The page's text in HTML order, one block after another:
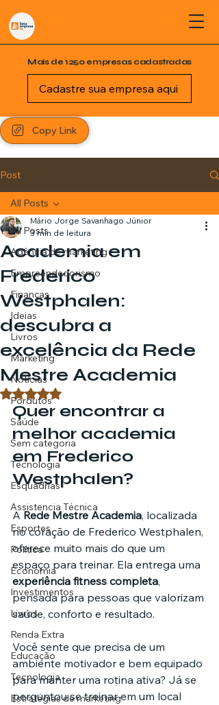
Mais de 1250 empresas cadastradas
Cadastre sua empresa aqui
Copy Link
Post
All Posts
Agência de marketing
Empreendedorismo
Finanças
Ideias
Livros
Marketing
Notícias
Pordutos
Saúde
Sem categoria
Tecnologia
Esquadrias
Assistencia Técnica
Esportes
Política
Economia
Investimentos
Livros
Renda Extra
Educação
Tecnologia
Estratégias de marketing
All Posts
Academia em
Frederico
Westphalen:
descubra a
excelência da Rede
Mestre Academia
Mário Jorge Savanhago Júnior
3 min de leitura
Avaliado com NaN de 5 estrelas.
Quer encontrar a
melhor academia
em Frederico
Westphalen?
A Rede Mestre Academia, localizada
no coração de Frederico Westphalen,
oferece muito mais do que um
espaço para treinar. Ela entrega uma
experiência fitness completa,
pensada para pessoas que valorizam
saúde, conforto e resultado.
Você sente que precisa de um
ambiente motivador e bem equipado
para manter uma rotina ativa? Já se
perguntou se treinar em um local